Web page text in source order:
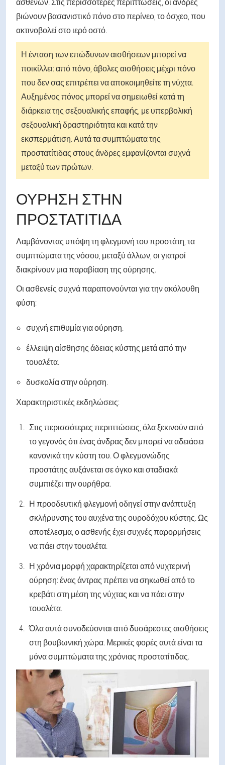
βιώνουν βασανιστικό πόνο στο περίνεο, το όσχεο, που
ακτινοβολεί στο ιερό οστό.
Η ένταση των επώδυνων αισθήσεων μπορεί να
ποικίλλει: από πόνο, άβολες αισθήσεις μέχρι πόνο
που δεν σας επιτρέπει να αποκοιμηθείτε τη νύχτα.
Αυξημένος πόνος μπορεί να σημειωθεί κατά τη
διάρκεια της σεξουαλικής επαφής, με υπερβολική
σεξουαλική δραστηριότητα και κατά την
εκσπερμάτιση. Αυτά τα συμπτώματα της
προστατίτιδας στους άνδρες εμφανίζονται συχνά
μεταξύ των πρώτων.
ΟΎΡΗΣΗ ΣΤΗΝ
ΠΡΟΣΤΑΤΊΤΙΔΑ
Λαμβάνοντας υπόψη τη φλεγμονή του προστάτη, τα
συμπτώματα της νόσου, μεταξύ άλλων, οι γιατροί
διακρίνουν μια παραβίαση της ούρησης.
Οι ασθενείς συχνά παραπονούνται για την ακόλουθη
φύση:
συχνή επιθυμία για ούρηση.
έλλειψη αίσθησης άδειας κύστης μετά από την
τουαλέτα.
δυσκολία στην ούρηση.
Χαρακτηριστικές εκδηλώσεις:
Στις περισσότερες περιπτώσεις, όλα ξεκινούν από
το γεγονός ότι ένας άνδρας δεν μπορεί να αδειάσει
κανονικά την κύστη του. Ο φλεγμονώδης
προστάτης αυξάνεται σε όγκο και σταδιακά
συμπιέζει την ουρήθρα.
Η προοδευτική φλεγμονή οδηγεί στην ανάπτυξη
σκλήρυνσης του αυχένα της ουροδόχου κύστης. Ως
αποτέλεσμα, ο ασθενής έχει συχνές παρορμήσεις
να πάει στην τουαλέτα.
Η χρόνια μορφή χαρακτηρίζεται από νυχτερινή
ούρηση: ένας άντρας πρέπει να σηκωθεί από το
κρεβάτι στη μέση της νύχτας και να πάει στην
τουαλέτα.
Όλα αυτά συνοδεύονται από δυσάρεστες αισθήσεις
στη βουβωνική χώρα. Μερικές φορές αυτά είναι τα
μόνα συμπτώματα της χρόνιας προστατίτιδας.